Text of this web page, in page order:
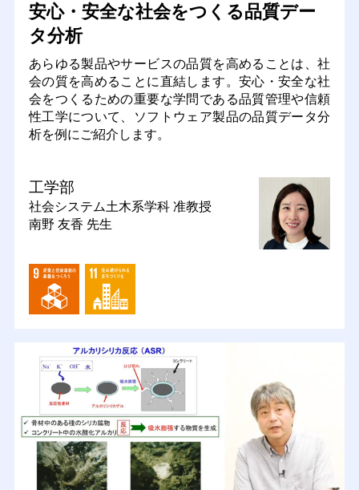
安心・安全な社会をつくる品質デー
タ分析
あらゆる製品やサービスの品質を高めることは、社
会の質を高めることに直結します。安心・安全な社
会をつくるための重要な学問である品質管理や信頼
性工学について、ソフトウェア製品の品質データ分
析を例にご紹介します。
工学部
社会システム土木系学科 准教授
南野 友香 先生